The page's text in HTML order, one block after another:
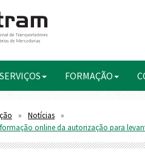
SERVIÇOS FORMAÇÃO
Notícias
online da autorização para